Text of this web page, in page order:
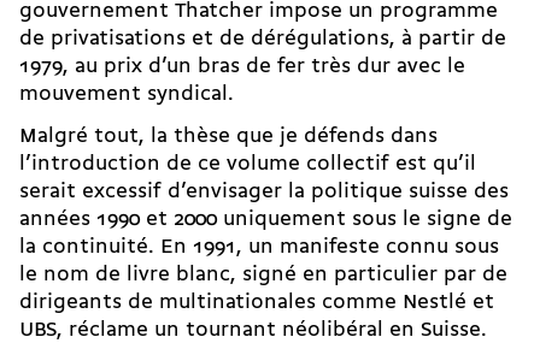
gouvernement Thatcher impose un programme
de privatisations et de dérégulations, à partir de
1979, au prix d’un bras de fer très dur avec le
mouvement syndical.
Malgré tout, la thèse que je défends dans
l’introduction de ce volume collectif est qu’il
serait excessif d’envisager la politique suisse des
années 1990 et 2000 uniquement sous le signe de
la continuité. En 1991, un manifeste connu sous
le nom de livre blanc, signé en particulier par de
dirigeants de multinationales comme Nestlé et
UBS, réclame un tournant néolibéral en Suisse.